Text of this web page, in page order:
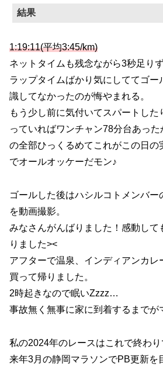
結果
1:19:11(平均3:45/km)
ネットタイムも残念ながら3秒足り
ラップタイムばかり気にしててゴー
識してなかったのが悔やまれる。
もう少し前に気付いてスパートした
っていればワンチャン78分台あった
の全部ひっくるめてこれがこの日の
でオールオッケーだモン♪
ゴールした後はハシルコトメンバー
を動画撮影。
みなさんがんばりました！感動して
りました><
アフターで温泉、インディアンカレ
買って帰りました。
2時起きなので眠いZzzz…
事故無く無事に家に到着するまでが
私の2024年のレースはこれで終わり
来年3月の静岡マラソンでPB更新を